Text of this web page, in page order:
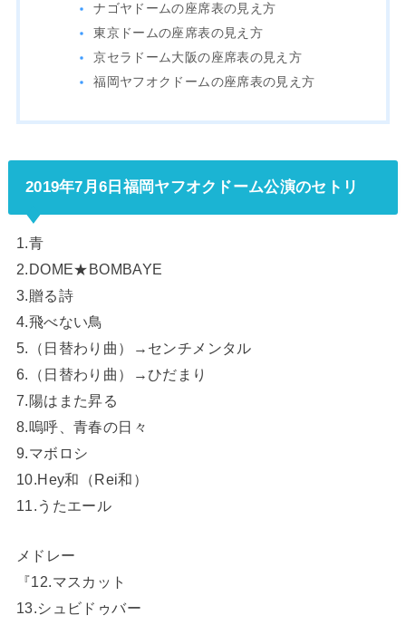
ナゴヤドームの座席表の見え方
東京ドームの座席表の見え方
京セラドーム大阪の座席表の見え方
福岡ヤフオクドームの座席表の見え方
2019年7月6日福岡ヤフオクドーム公演のセトリ
1.青
2.DOME★BOMBAYE
3.贈る詩
4.飛べない鳥
5.（日替わり曲）→センチメンタル
6.（日替わり曲）→ひだまり
7.陽はまた昇る
8.嗚呼、青春の日々
9.マボロシ
10.Hey和（Rei和）
11.うたエール
メドレー
『12.マスカット
13.シュビドゥバー